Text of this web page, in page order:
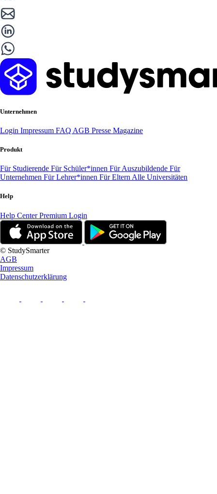
Unternehmen
Login Impressum FAQ AGB Presse Magazine
Produkt
Für Studierende Für Schüler*innen Für Auszubildende Für
Unternehmen Für Lehrer*innen Für Eltern Alle Universitäten
Help
Help CenterPremium Login
© StudySmarter
AGB
Impressum
Datenschutzerklärung